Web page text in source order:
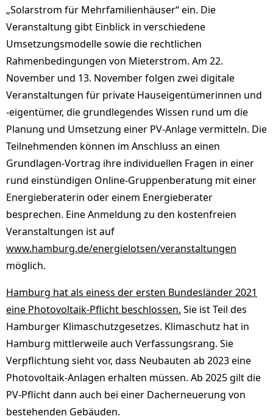
„Solarstrom für Mehrfamilienhäuser“ ein. Die
Veranstaltung gibt Einblick in verschiedene
Umsetzungsmodelle sowie die rechtlichen
Rahmenbedingungen von Mieterstrom. Am 22.
November und 13. November folgen zwei digitale
Veranstaltungen für private Hauseigentümerinnen und
-eigentümer, die grundlegendes Wissen rund um die
Planung und Umsetzung einer PV-Anlage vermitteln. Die
Teilnehmenden können im Anschluss an einen
Grundlagen-Vortrag ihre individuellen Fragen in einer
rund einstündigen Online-Gruppenberatung mit einer
Energieberaterin oder einem Energieberater
besprechen. Eine Anmeldung zu den kostenfreien
Veranstaltungen ist auf
www.hamburg.de/energielotsen/veranstaltungen
möglich.
Hamburg hat als einess der ersten Bundesländer 2021
eine Photovoltaik-Pflicht beschlossen. Sie ist Teil des
Hamburger Klimaschutzgesetzes. Klimaschutz hat in
Hamburg mittlerweile auch Verfassungsrang. Sie
Verpflichtung sieht vor, dass Neubauten ab 2023 eine
Photovoltaik-Anlagen erhalten müssen. Ab 2025 gilt die
PV-Pflicht dann auch bei einer Dacherneuerung von
bestehenden Gebäuden.